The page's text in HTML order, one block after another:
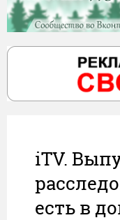
iTV.
есть в